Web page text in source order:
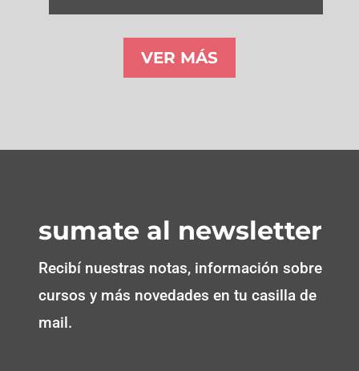
VER MÁS
sumate al newsletter
Recibí nuestras notas, información sobre
cursos y más novedades en tu casilla de
mail.